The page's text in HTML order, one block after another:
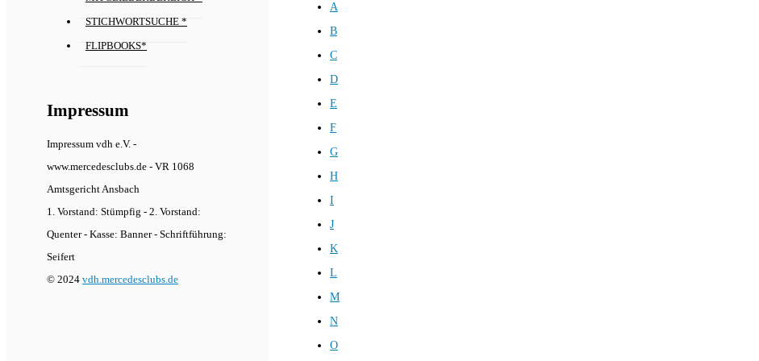
STICHWORTSUCHE *
FLIPBOOKS*
Impressum
Impressum vdh e.V. -
www.mercedesclubs.de - VR 1068
Amtsgericht Ansbach
1. Vorstand: Stümpfig - 2. Vorstand:
Quenter - Kasse: Banner - Schriftführung:
Seifert
© 2024 vdh.mercedesclubs.de
A
B
C
D
E
F
G
H
I
J
K
L
M
N
O